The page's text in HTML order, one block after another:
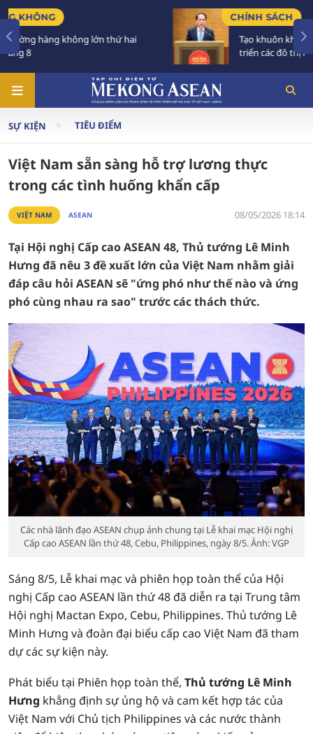
Tạo khuôn khổ pháp lý ổn định, đột phá để phát
SỰ KIỆN TIÊU ĐIỂM
Việt Nam sẵn sàng hỗ trợ lương thực
trong các tình huống khẩn cấp
VIỆT NAM ASEAN 08/05/2026 18:14
Tại Hội nghị Cấp cao ASEAN 48, Thủ tướng Lê Minh
Hưng đã nêu 3 đề xuất lớn của Việt Nam nhằm giải
đáp câu hỏi ASEAN sẽ "ứng phó như thế nào và ứng
phó cùng nhau ra sao" trước các thách thức.
Các nhà lãnh đạo ASEAN chụp ảnh chung tại Lễ khai mạc Hội nghị
Cấp cao ASEAN lần thứ 48, Cebu, Philippines, ngày 8/5. Ảnh: VGP
Sáng 8/5, Lễ khai mạc và phiên họp toàn thể của Hội
nghị Cấp cao ASEAN lần thứ 48 đã diễn ra tại Trung tâm
Hội nghị Mactan Expo, Cebu, Philippines. Thủ tướng Lê
Minh Hưng và đoàn đại biểu cấp cao Việt Nam đã tham
dự các sự kiện này.
Phát biểu tại Phiên họp toàn thể, Thủ tướng Lê Minh
Hưng khẳng định sự ủng hộ và cam kết hợp tác của
Việt Nam với Chủ tịch Philippines và các nước thành